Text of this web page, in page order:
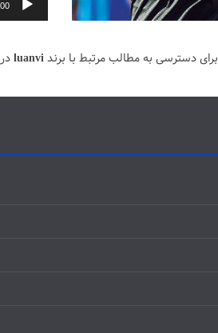
برای دسترسی به مطالب مرتبط با برندluanvi